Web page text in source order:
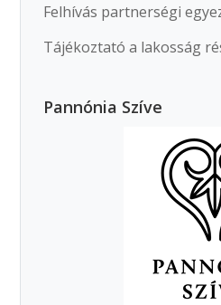
Felhívás partnerségi
Tájékoztató a lakosság
Pannónia Szíve